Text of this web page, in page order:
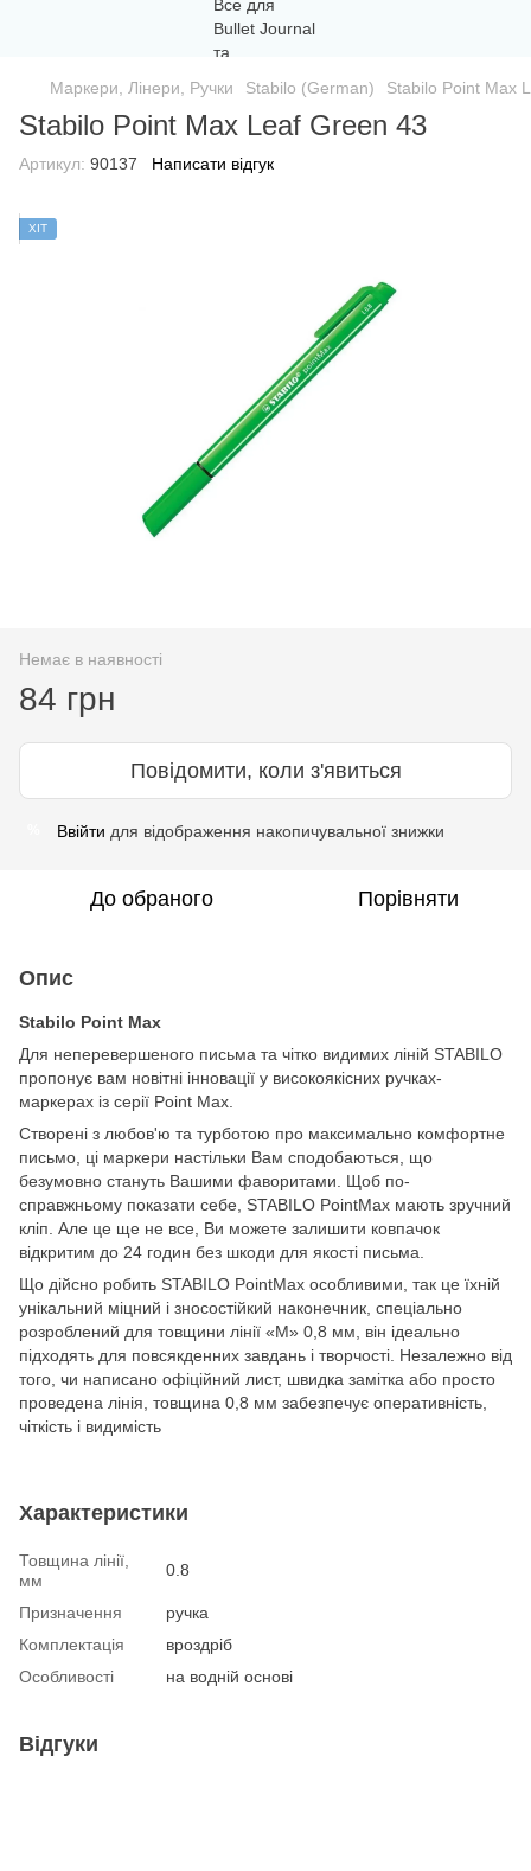
Маркери, Лінери, Ручки Stabilo (German) Stabilo Point Max
Stabilo Point Max Leaf Green 43
Артикул: 90137 Написати відгук
ХІТ
Немає в наявності
84 грн
Повідомити, коли з'явиться
Ввійти для відображення накопичувальної знижки
До обраного Порівняти
Опис
Stabilo Point Max
Для неперевершеного письма та чітко видимих ​​ліній STABILO
пропонує вам новітні інновації у високоякісних ручках-
маркерах із серії Point Max.
Створені з любов'ю та турботою про максимально комфортне
письмо, ці маркери настільки Вам сподобаються, що
безумовно стануть Вашими фаворитами. Щоб по-
справжньому показати себе, STABILO PointMax мають зручний
кліп. Але це ще не все, Ви можете залишити ковпачок
відкритим до 24 годин без шкоди для якості письма.
Що дійсно робить STABILO PointMax особливими, так це їхній
унікальний міцний і зносостійкий наконечник, спеціально
розроблений для товщини лінії «М» 0,8 мм, він ідеально
підходять для повсякденних завдань і творчості. Незалежно від
того, чи написано офіційний лист, швидка замітка або просто
проведена лінія, товщина 0,8 мм забезпечує оперативність,
чіткість і видимість
Характеристики
Товщина лінії,
мм
0.8
Призначення
ручка
Комплектація
вроздріб
Особливості
на водній основі
Відгуки